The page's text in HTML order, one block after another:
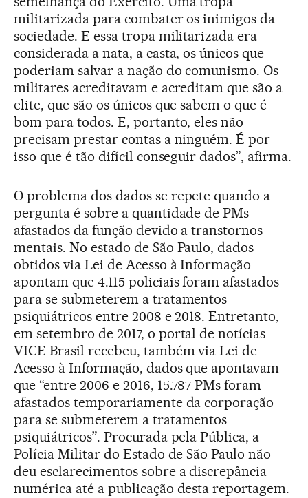
militarizada para combater os inimigos da
sociedade. E essa tropa militarizada era
considerada a nata, a casta, os únicos que
poderiam salvar a nação do comunismo. Os
militares acreditavam e acreditam que são a
elite, que são os únicos que sabem o que é
bom para todos. E, portanto, eles não
precisam prestar contas a ninguém. É por
isso que é tão difícil conseguir dados”, afirma.
O problema dos dados se repete quando a
pergunta é sobre a quantidade de PMs
afastados da função devido a transtornos
mentais. No estado de São Paulo, dados
obtidos via Lei de Acesso à Informação
apontam que 4.115 policiais foram afastados
para se submeterem a tratamentos
psiquiátricos entre 2008 e 2018. Entretanto,
em setembro de 2017, o portal de notícias
VICE Brasil recebeu, também via Lei de
Acesso à Informação, dados que apontavam
que “entre 2006 e 2016, 15.787 PMs foram
afastados temporariamente da corporação
para se submeterem a tratamentos
psiquiátricos”. Procurada pela Pública, a
Polícia Militar do Estado de São Paulo não
deu esclarecimentos sobre a discrepância
numérica até a publicação desta reportagem.